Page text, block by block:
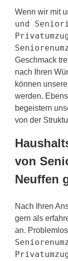
Wenn wir mit
und
Geschmack
nach Ihren
können
werden.
begeistern
von der
von
Neuffen
Nach Ihren
gern als
an.